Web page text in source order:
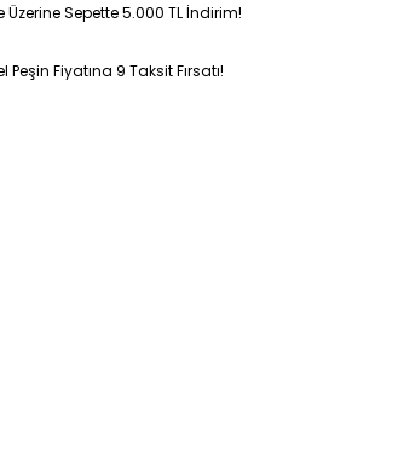
Üzerine Sepette 5.000 TL İndirim!
Peşin Fiyatına 9 Taksit Fırsatı!